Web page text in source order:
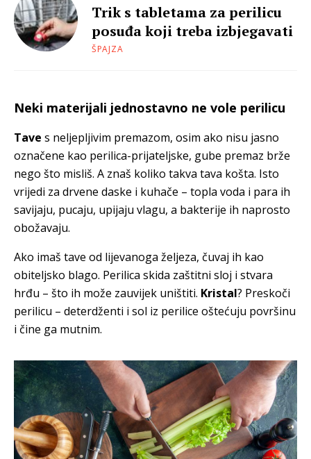
Trik s tabletama za perilicu
posuđa koji treba izbjegavati
ŠPAJZA
Neki materijali jednostavno ne vole perilicu
Tave s neljepljivim premazom, osim ako nisu jasno
označene kao perilica-prijateljske, gube premaz brže
nego što misliš. A znaš koliko takva tava košta. Isto
vrijedi za drvene daske i kuhače – topla voda i para ih
savijaju, pucaju, upijaju vlagu, a bakterije ih naprosto
obožavaju.
Ako imaš tave od lijevanoga željeza, čuvaj ih kao
obiteljsko blago. Perilica skida zaštitni sloj i stvara
hrđu – što ih može zauvijek uništiti. Kristal? Preskoči
perilicu – deterdženti i sol iz perilice oštećuju površinu
i čine ga mutnim.